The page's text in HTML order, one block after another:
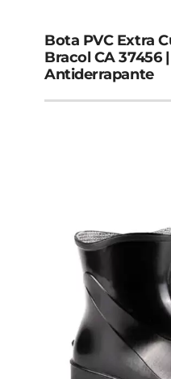
Bota PVC Extra
Bracol CA 37456
Antiderrapante